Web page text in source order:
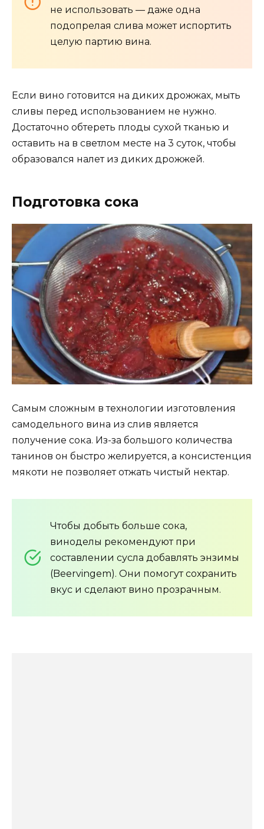
не использовать — даже одна
подопрелая слива может испортить
целую партию вина.
Если вино готовится на диких дрожжах, мыть
сливы перед использованием не нужно.
Достаточно обтереть плоды сухой тканью и
оставить на в светлом месте на 3 суток, чтобы
образовался налет из диких дрожжей.
Подготовка сока
Самым сложным в технологии изготовления
самодельного вина из слив является
получение сока. Из-за большого количества
танинов он быстро желируется, а консистенция
мякоти не позволяет отжать чистый нектар.
Чтобы добыть больше сока,
виноделы рекомендуют при
составлении сусла добавлять энзимы
(Beervingem). Они помогут сохранить
вкус и сделают вино прозрачным.